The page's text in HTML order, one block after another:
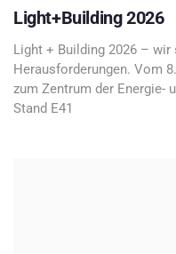
Light+Building 2026
Light + Building 2026 – wir
Herausforderungen. Vom
zum Zentrum der Energie-
Stand E41